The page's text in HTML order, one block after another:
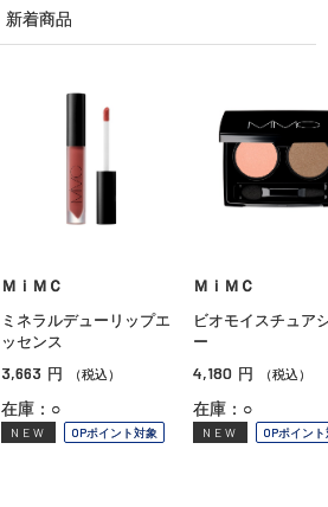
新着商品
ＭｉＭＣ
ミネラルデューリップエ
ッセンス
3,663 円 （税込）
在庫：○
NEW OPポイント対象
ＭｉＭＣ
ビオモイスチュア
ー
4,180 円 （税込）
在庫：○
NEW OPポイン